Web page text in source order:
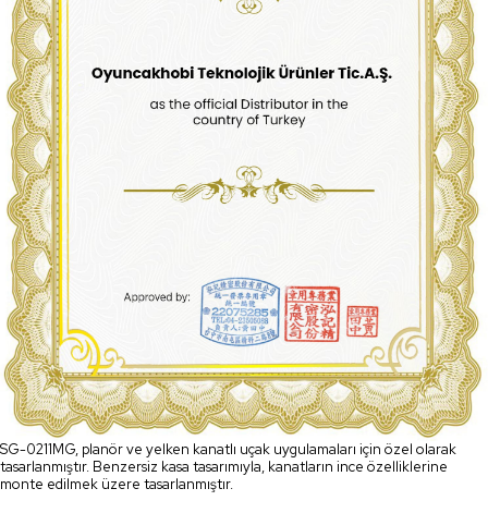
SG-0211MG, planör ve yelken kanatlı uçak uygulamaları için özel olarak
tasarlanmıştır. Benzersiz kasa tasarımıyla, kanatların ince özelliklerine
monte edilmek üzere tasarlanmıştır.